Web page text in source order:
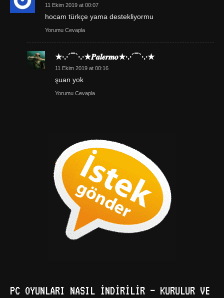
11 Ekim 2019 at 00:07
hocam türkçe yama destekliyormu
Yorumu Cevapla
★·.·´¯`·.·★𝑷𝒂𝒍𝒆𝒓𝒎𝒐★·.·´¯`·.·★
11 Ekim 2019 at 00:16
şuan yok
Yorumu Cevapla
PC OYUNLARI NASIL İNDIRILIR – KURULUR VE